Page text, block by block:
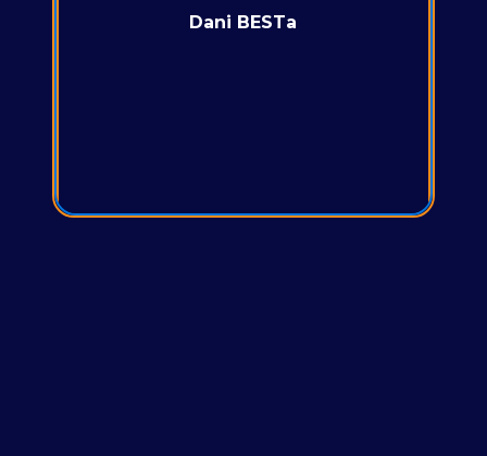
Dani BESTa